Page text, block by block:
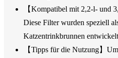
【Kompatibel mit 2,2-l- und
Diese Filter wurden speziell
Katzentrinkbrunnen
【Tipps für die Nutzung】